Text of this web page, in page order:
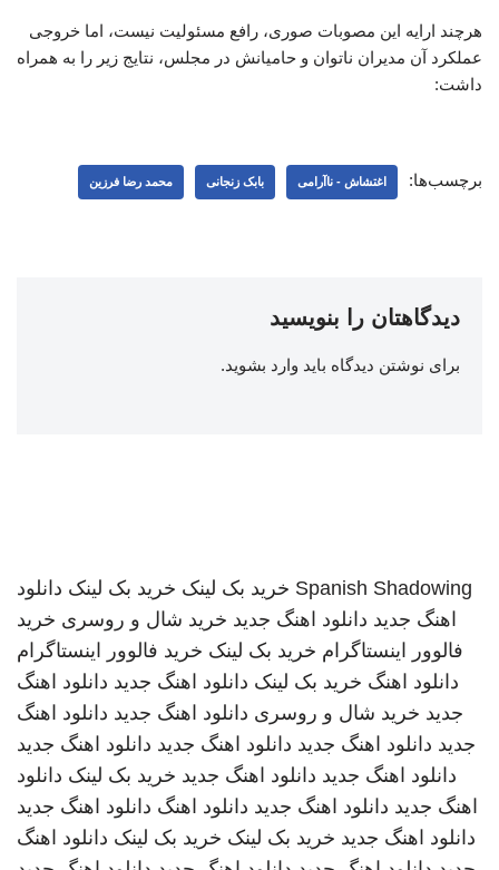
‌هرچند ارایه این مصوبات صوری، رافع مسئولیت نیست، اما خروجی
عملکرد آن مدیران ناتوان و حامیانش در مجلس، نتایج زیر را به همراه
داشت:
برچسب‌ها: اغتشاش - ناآرامی بابک زنجانی محمد رضا فرزین
دیدگاهتان را بنویسید
برای نوشتن دیدگاه باید وارد بشوید.
Spanish Shadowing خرید بک لینک خرید بک لینک دانلود
اهنگ جدید دانلود اهنگ جدید خرید شال و روسری خرید
فالوور اینستاگرام خرید بک لینک خرید فالوور اینستاگرام
دانلود اهنگ خرید بک لینک دانلود اهنگ جدید دانلود اهنگ
جدید خرید شال و روسری دانلود اهنگ جدید دانلود اهنگ
جدید دانلود اهنگ جدید دانلود اهنگ جدید دانلود اهنگ جدید
دانلود اهنگ جدید دانلود اهنگ جدید خرید بک لینک دانلود
اهنگ جدید دانلود اهنگ جدید دانلود اهنگ دانلود اهنگ جدید
دانلود اهنگ جدید خرید بک لینک خرید بک لینک دانلود اهنگ